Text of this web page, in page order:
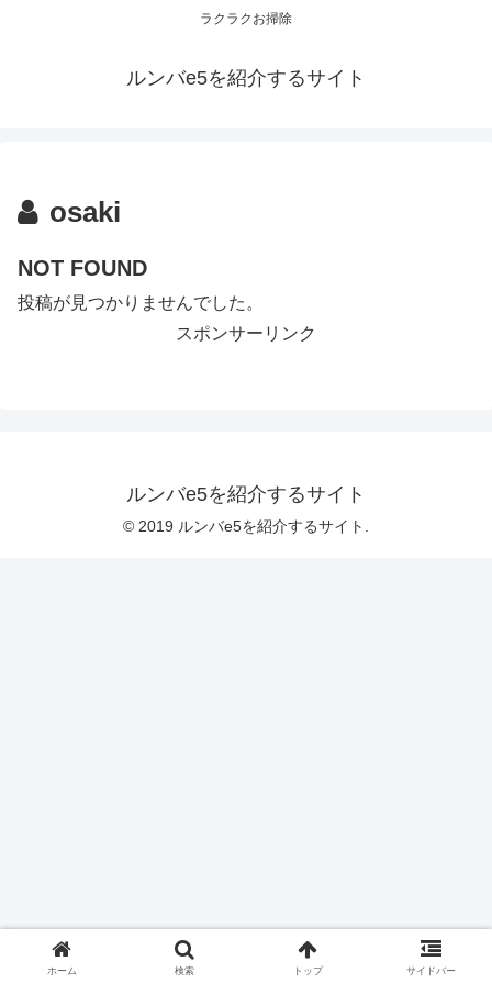
ラクラクお掃除
ルンバe5を紹介するサイト
osaki
NOT FOUND
投稿が見つかりませんでした。
スポンサーリンク
ルンバe5を紹介するサイト
© 2019 ルンバe5を紹介するサイト.
ホーム 検索 トップ サイドバー